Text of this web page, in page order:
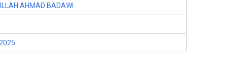
AHMAD BADAWI